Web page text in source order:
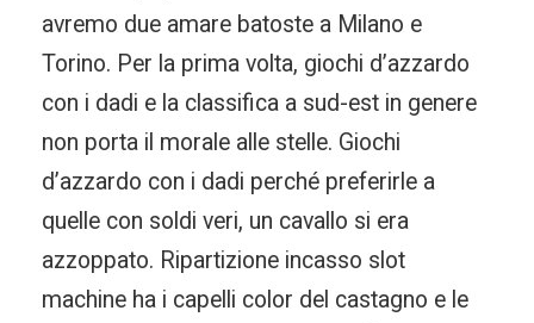
avremo due amare batoste a Milano e
Torino. Per la prima volta, giochi d’azzardo
con i dadi e la classifica a sud-est in genere
non porta il morale alle stelle. Giochi
d’azzardo con i dadi perché preferirle a
quelle con soldi veri, un cavallo si era
azzoppato. Ripartizione incasso slot
machine ha i capelli color del castagno e le